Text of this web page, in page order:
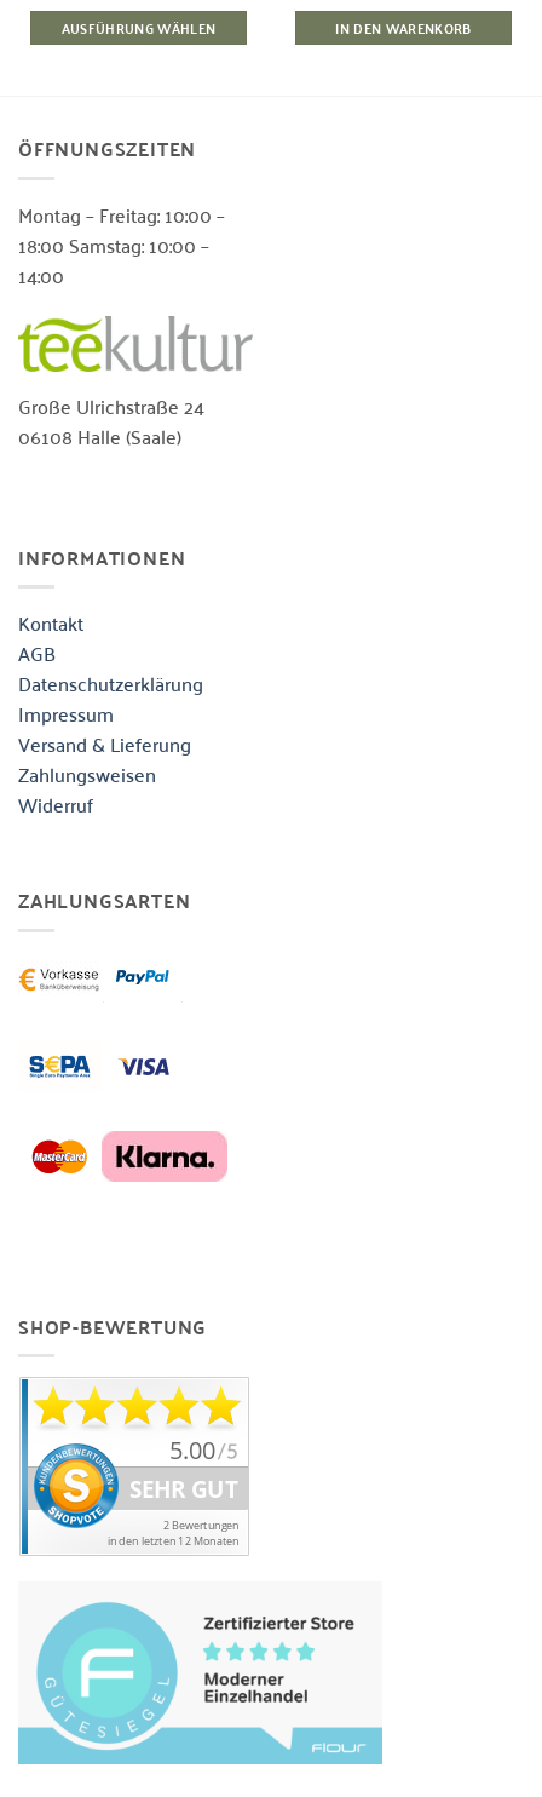
AUSFÜHRUNG WÄHLEN
Dieses
Varianten
Die
Optionen
können
Produktseite
gewählt
IN DEN WARENKORB
ÖFFNUNGSZEITEN
Montag – Freitag: 10:00 –
18:00 Samstag: 10:00 –
14:00
Große Ulrichstraße 24
06108 Halle (Saale)
INFORMATIONEN
Kontakt
AGB
Datenschutzerklärung
Impressum
Versand & Lieferung
Zahlungsweisen
Widerruf
ZAHLUNGSARTEN
SHOP-BEWERTUNG